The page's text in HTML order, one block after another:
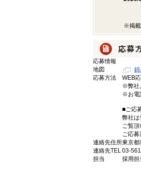
※掲載
応募情報
地図
応募方法
WEB
※弊社
※お電
■ご応
弊社は
ご覧
ご応募
連絡先住所東京
連絡先TEL03-
担当
採用担